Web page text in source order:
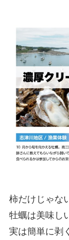
柿だけじゃな
牡蠣は美味し
実は簡単に剥